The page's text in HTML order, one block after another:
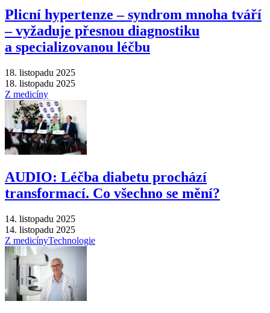
Plicní hypertenze –⁠ syndrom mnoha tváří
–⁠ vyžaduje přesnou diagnostiku
a specializovanou léčbu
18. listopadu 2025
18. listopadu 2025
Z medicíny
AUDIO: Léčba diabetu prochází
transformací. Co všechno se mění?
14. listopadu 2025
14. listopadu 2025
Z medicínyTechnologie